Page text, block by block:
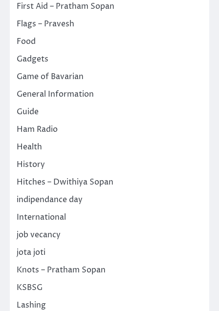
First Aid – Pratham Sopan
Flags – Pravesh
Food
Gadgets
Game of Bavarian
General Information
Guide
Ham Radio
Health
History
Hitches – Dwithiya Sopan
indipendance day
International
job vecancy
jota joti
Knots – Pratham Sopan
KSBSG
Lashing